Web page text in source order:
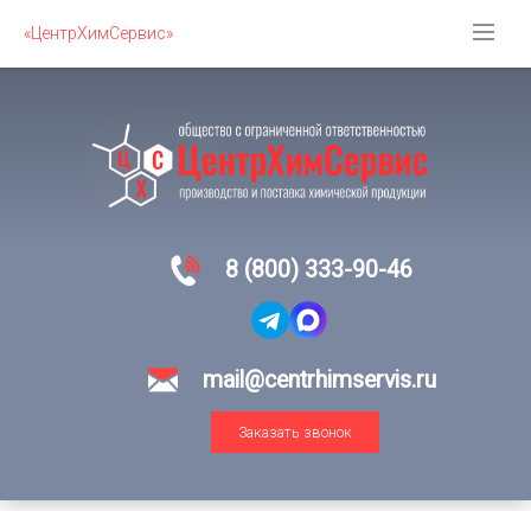
«ЦентрХимСервис»
8 (800) 333-90-46
mail@centrhimservis.ru
Заказать звонок